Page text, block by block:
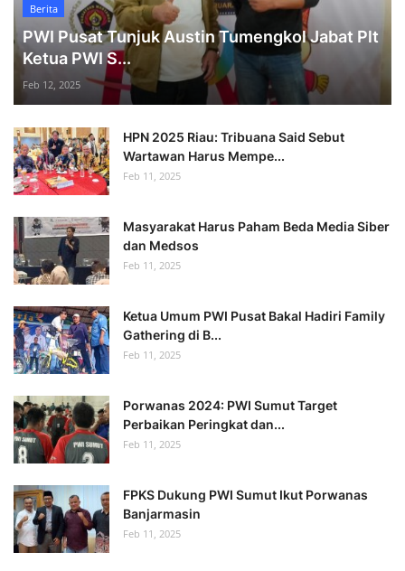
Berita
PWI Pusat Tunjuk Austin Tumengkol Jabat Plt
Ketua PWI S...
Feb 12, 2025
HPN 2025 Riau: Tribuana Said Sebut
Wartawan Harus Mempe...
Feb 11, 2025
Masyarakat Harus Paham Beda Media Siber
dan Medsos
Feb 11, 2025
Ketua Umum PWI Pusat Bakal Hadiri Family
Gathering di B...
Feb 11, 2025
Porwanas 2024: PWI Sumut Target
Perbaikan Peringkat dan...
Feb 11, 2025
FPKS Dukung PWI Sumut Ikut Porwanas
Banjarmasin
Feb 11, 2025